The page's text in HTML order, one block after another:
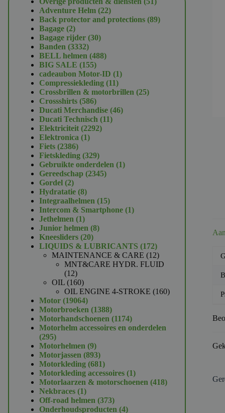
Adventure Helm 2222
producten
Back protector and protections 8989
Bagage 22
producten
Bagage rijder 3030
Banden 33323332
producten
BELL helmen 488488
BIG SALE 155155
producten
cadeaubon Motor-ID 11
Compressiekleding 1111
producten
Crossbrillen & motorbrillen 2525
Crossshirts 586586
producten
Ducati Merchandise 4646
Ducati Technisch 1111
Elektriciteit 22922292
Elektronica 11
Fiets 23862386
producten
Fietskleding 329329
producten
Gebruikte onderdelen 11
Gereedschap 23452345
Gordel 22
producten
Hydratatie 88
producten
Integraalhelmen 1515
producten
Intercom & Smartphone 11
Jethelmen 11
product
Junior helmen 88
Kneesliders 2020
producten
LIQUIDS & LUBRICANTS 172172
producten
MAINTENANCE & CARE 1212
producten
MNT&CARE HYDR. FLUID
1212
producten
OIL 160160
producten
OIL ENGINE 4-STROKE 160160
Motor 1906419064
producten
Motorbroeken 13881388
producten
Motorhandschoenen 11741174
producten
Motorhelm accessoires en onderdelen
295295
producten
Motorhelmen 99
producten
Motorjassen 893893
producten
Motorkleding 681681
producten
Motorkleding accessoires 11
product
Motorlaarzen & motorschoenen 418418
Nekbraces 11
product
Off-road helmen 373373
producten
Onderhoudsproducten 44